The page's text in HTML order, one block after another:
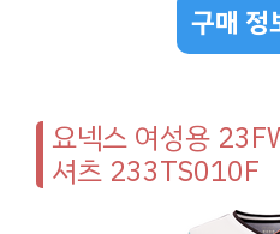
구매 정
요넥스 여성용
셔츠 233TS010F